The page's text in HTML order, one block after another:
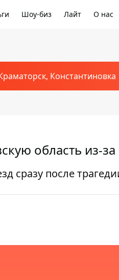
Шоу-биз Лайт О нас
Константиновка
область из-
сразу после